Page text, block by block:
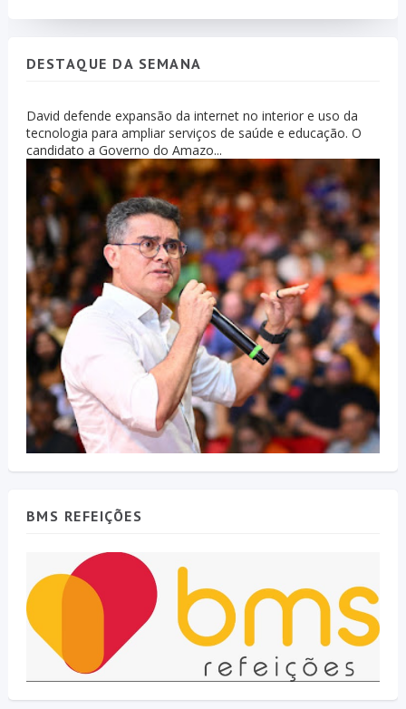
DESTAQUE DA SEMANA
David defende expansão da internet no interior e uso da
tecnologia para ampliar serviços de saúde e educação. O
candidato a Governo do Amazo...
BMS REFEIÇÕES